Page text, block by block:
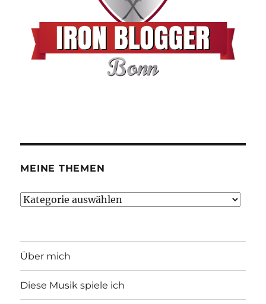
MEINE THEMEN
Meine
Über mich
Diese Musik spiele ich